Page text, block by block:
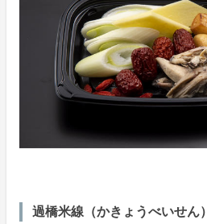
過橋米線（かきょうべいせん）